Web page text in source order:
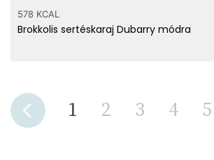
578 KCAL
Brokkolis sertéskaraj Dubarry módra
1 2 3 4 5